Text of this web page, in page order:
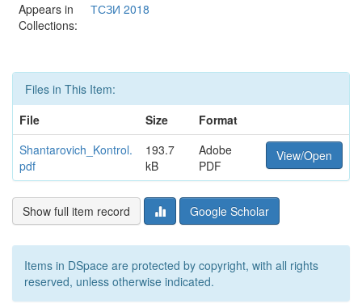
Appears in
Collections:
ТСЗИ 2018
Files in This Item:
File
Size
Format
Shantarovich_Kontrol.
pdf
193.7
kB
Adobe
PDF
View/Open
Show full item record Google Scholar
Items in DSpace are protected by copyright, with all rights
reserved, unless otherwise indicated.